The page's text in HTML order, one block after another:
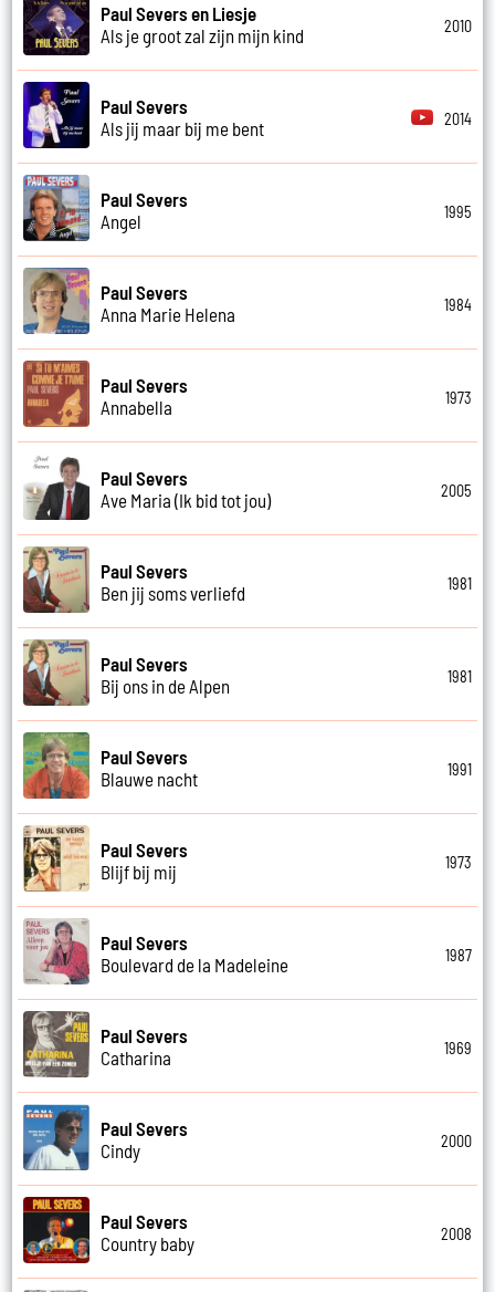
Paul Severs en Liesje
Als je groot zal zijn mijn kind
2010
Paul Severs
Als jij maar bij me bent
2014
Paul Severs
Angel
1995
Paul Severs
Anna Marie Helena
1984
Paul Severs
Annabella
1973
Paul Severs
Ave Maria (Ik bid tot jou)
2005
Paul Severs
Ben jij soms verliefd
1981
Paul Severs
Bij ons in de Alpen
1981
Paul Severs
Blauwe nacht
1991
Paul Severs
Blijf bij mij
1973
Paul Severs
Boulevard de la Madeleine
1987
Paul Severs
Catharina
1969
Paul Severs
Cindy
2000
Paul Severs
Country baby
2008